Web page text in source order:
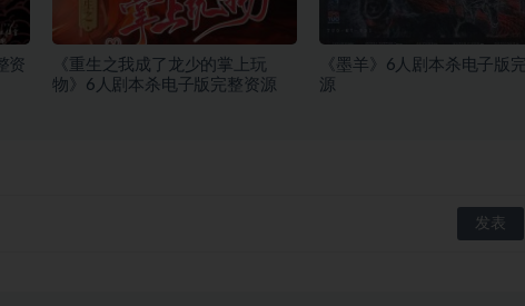
资
《重生之我成了龙少的掌上玩
物》6人剧本杀电子版完整资源
《墨羊》6人剧本杀电子版
源